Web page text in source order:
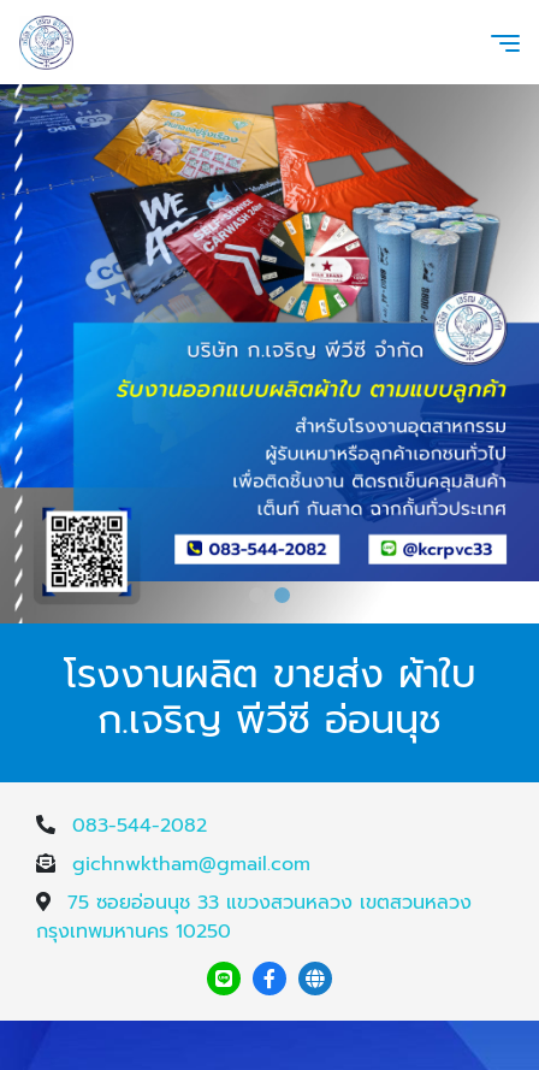
โรงงานผลิต ขายส่ง ผ้าใบ
ก.เจริญ พีวีซี อ่อนนุช
083-544-2082
gichnwktham@gmail.com
75 ซอยอ่อนนุช 33 แขวงสวนหลวง เขตสวนหลวง
กรุงเทพมหานคร 10250